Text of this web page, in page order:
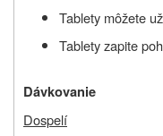
Tablety môžete
Tablety zapite
Dávkovanie
Dospelí